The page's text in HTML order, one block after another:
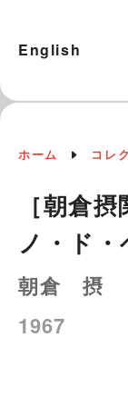
English
ホーム コレ
［朝倉
ノ・ド・
朝倉 摂
1967